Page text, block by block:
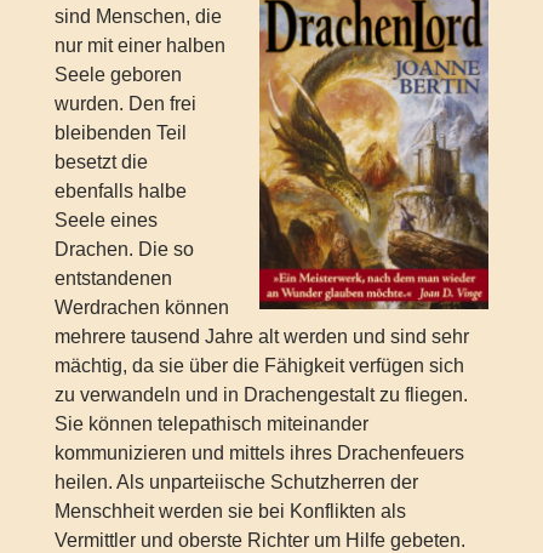
sind Menschen, die
nur mit einer halben
Seele geboren
wurden. Den frei
bleibenden Teil
besetzt die
ebenfalls halbe
Seele eines
Drachen. Die so
entstandenen
Werdrachen können
mehrere tausend Jahre alt werden und sind sehr
mächtig, da sie über die Fähigkeit verfügen sich
zu verwandeln und in Drachengestalt zu fliegen.
Sie können telepathisch miteinander
kommunizieren und mittels ihres Drachenfeuers
heilen. Als unparteiische Schutzherren der
Menschheit werden sie bei Konflikten als
Vermittler und oberste Richter um Hilfe gebeten.